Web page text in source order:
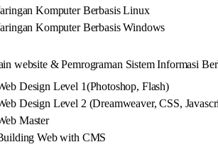
Komputer Berbasis Linux
Komputer Berbasis Windows
website & Pemrograman Sistem Informasi
Design Level 1(Photoshop, Flash)
Design Level 2 (Dreamweaver, CSS,
Master
Web with CMS